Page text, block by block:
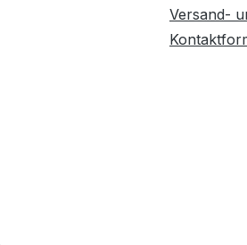
Versand-